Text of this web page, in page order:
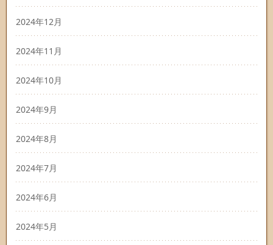
2024年12月
2024年11月
2024年10月
2024年9月
2024年8月
2024年7月
2024年6月
2024年5月